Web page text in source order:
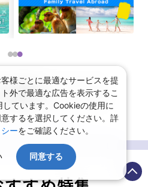
め情報を
っと見る
様ごとに最適なサービスを提
外で最適な広告を表示するこ
ています。Cookieの使用に
するを選択してください。詳
ーをご確認ください。
同意する